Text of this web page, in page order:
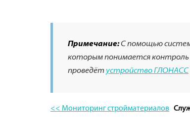
Примечание:С помощью
которым понимается контроль
проведёт устройство ГЛОНАСС
<< Мониторинг стройматериалов